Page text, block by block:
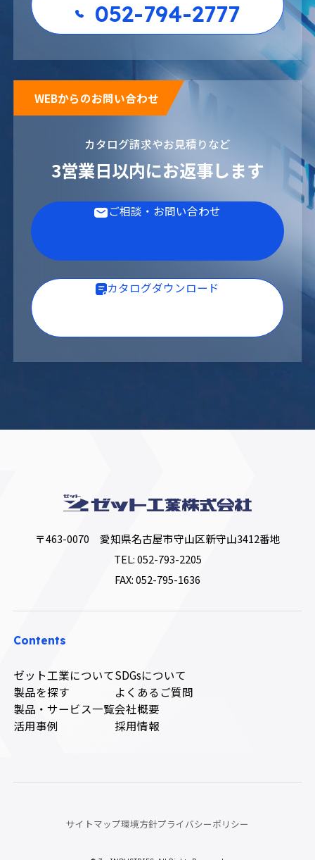
052-794-2777
WEBからのお問い合わせ
カタログ請求やお見積りなど
3営業日以内にお返事します
ご相談・お問い合わせ
カタログダウンロード
〒463-0070 愛知県名古屋市守山区新守山3412番地
TEL:052-793-2205
FAX: 052-795-1636
Contents
ゼット工業について
製品を探す
製品・サービス一覧
活用事例
SDGsについて
よくあるご質問
会社概要
採用情報
サイトマップ環境方針プライバシーポリシー